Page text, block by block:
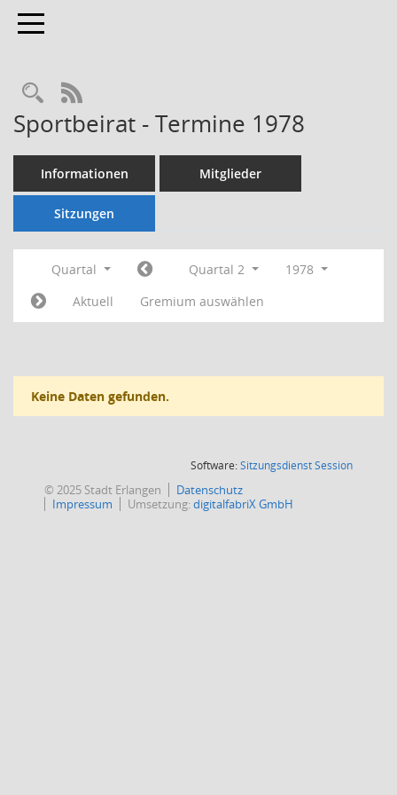
Toggle navigation
Rechercheauswahl
RSS-Feed
Sportbeirat - Termine 1978
Informationen Mitglieder
Sitzungen
Quartal Quartal 2
1978
Aktuell
Gremium auswählen
Keine Daten gefunden.
Software:SitzungsdienstSession(Wird in
© 2025 Stadt Erlangen
Datenschutz
Impressum
Umsetzung:digitalfabriX GmbH